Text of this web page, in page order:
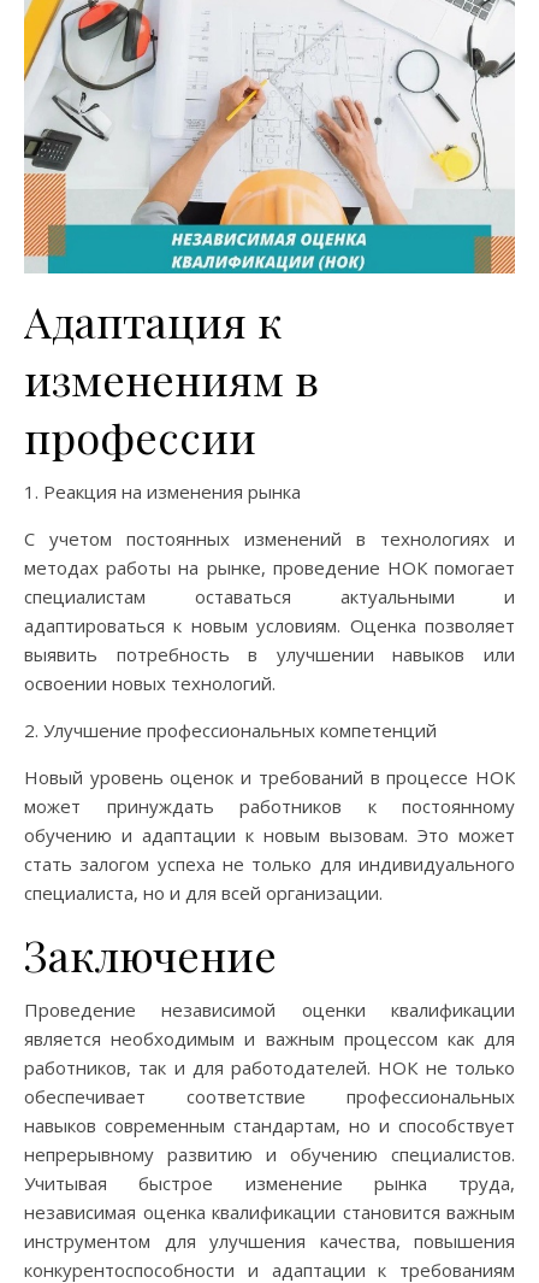
Адаптация к
изменениям в
профессии
1. Реакция на изменения рынка
С учетом постоянных изменений в технологиях и
методах работы на рынке, проведение НОК помогает
специалистам оставаться актуальными и
адаптироваться к новым условиям. Оценка позволяет
выявить потребность в улучшении навыков или
освоении новых технологий.
2. Улучшение профессиональных компетенций
Новый уровень оценок и требований в процессе НОК
может принуждать работников к постоянному
обучению и адаптации к новым вызовам. Это может
стать залогом успеха не только для индивидуального
специалиста, но и для всей организации.
Заключение
Проведение независимой оценки квалификации
является необходимым и важным процессом как для
работников, так и для работодателей. НОК не только
обеспечивает соответствие профессиональных
навыков современным стандартам, но и способствует
непрерывному развитию и обучению специалистов.
Учитывая быстрое изменение рынка труда,
независимая оценка квалификации становится важным
инструментом для улучшения качества, повышения
конкурентоспособности и адаптации к требованиям